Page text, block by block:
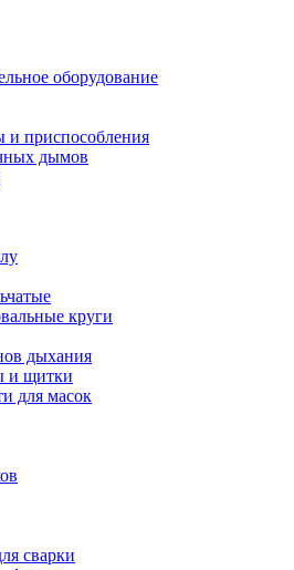
оборудование
и приспособления
дымов
круги
дыхания
и щитки
для масок
сварки